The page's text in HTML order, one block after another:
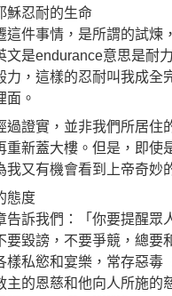
穌忍耐的生命
這件事情，是所謂的試煉
文是endurance意思是耐
力，這樣的忍耐叫我成全
面。
過證實，並非我們所居住
重新蓋大樓。但是，即使
我又有機會看到上帝奇妙
態度
告訴我們：「你要提醒眾
要毀謗，不要爭競，總要
樣私慾和宴樂，常存惡毒
主的恩慈和他向人所施的